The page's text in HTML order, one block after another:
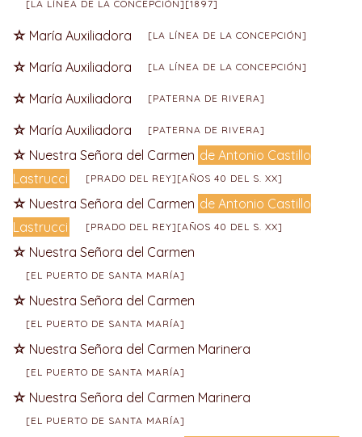
[LA LÍNEA DE LA CONCEPCIÓN][1897]
María Auxiliadora [LA LÍNEA DE LA CONCEPCIÓN]
María Auxiliadora [LA LÍNEA DE LA CONCEPCIÓN]
María Auxiliadora [PATERNA DE RIVERA]
María Auxiliadora [PATERNA DE RIVERA]
Nuestra Señora del Carmen de Antonio Castillo
Lastrucci
[PRADO DEL REY][AÑOS 40 DEL S. XX]
Nuestra Señora del Carmen de Antonio Castillo
Lastrucci
[PRADO DEL REY][AÑOS 40 DEL S. XX]
Nuestra Señora del Carmen
[EL PUERTO DE SANTA MARÍA]
Nuestra Señora del Carmen
[EL PUERTO DE SANTA MARÍA]
Nuestra Señora del Carmen Marinera
[EL PUERTO DE SANTA MARÍA]
Nuestra Señora del Carmen Marinera
[EL PUERTO DE SANTA MARÍA]